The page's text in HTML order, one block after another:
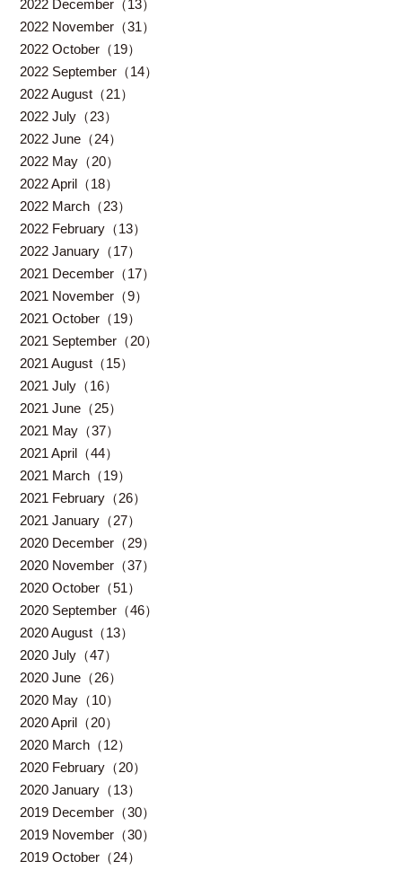
2022 December（13）
2022 November（31）
2022 October（19）
2022 September（14）
2022 August（21）
2022 July（23）
2022 June（24）
2022 May（20）
2022 April（18）
2022 March（23）
2022 February（13）
2022 January（17）
2021 December（17）
2021 November（9）
2021 October（19）
2021 September（20）
2021 August（15）
2021 July（16）
2021 June（25）
2021 May（37）
2021 April（44）
2021 March（19）
2021 February（26）
2021 January（27）
2020 December（29）
2020 November（37）
2020 October（51）
2020 September（46）
2020 August（13）
2020 July（47）
2020 June（26）
2020 May（10）
2020 April（20）
2020 March（12）
2020 February（20）
2020 January（13）
2019 December（30）
2019 November（30）
2019 October（24）